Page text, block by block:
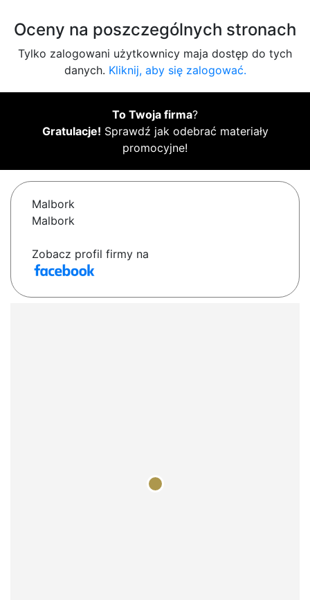
Oceny na poszczególnych stronach
Tylko zalogowani użytkownicy maja dostęp do tych
danych. Kliknij, aby się zalogować.
To Twoja firma?
Gratulacje! Sprawdź jak odebrać materiały
promocyjne!
Malbork
Malbork
Zobacz profil firmy na